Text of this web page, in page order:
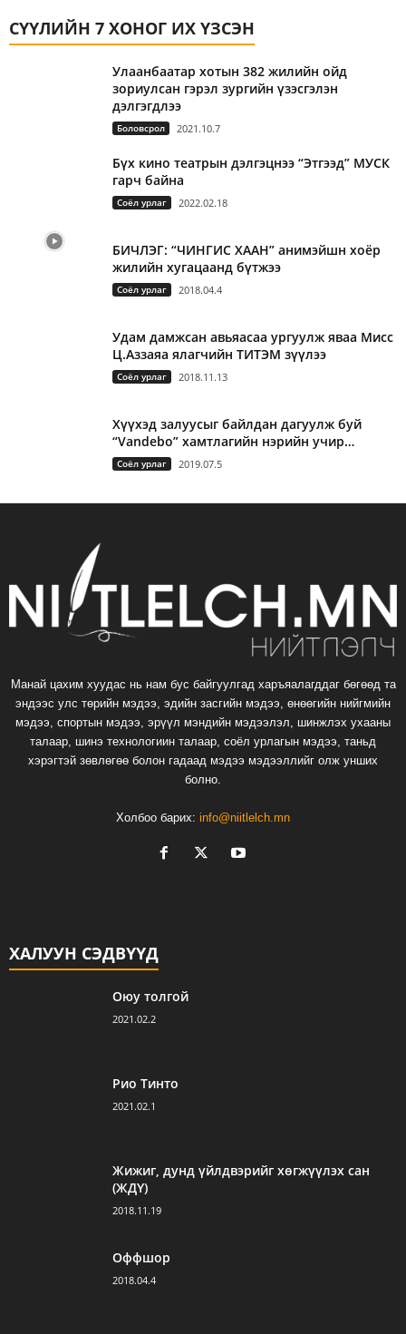
СҮҮЛИЙН 7 ХОНОГ ИХ ҮЗСЭН
Улаанбаатар хотын 382 жилийн ойд
зориулсан гэрэл зургийн үзэсгэлэн
дэлгэгдлээ
Боловсрол 2021.10.7
Бүх кино театрын дэлгэцнээ “Этгээд” МУСК
гарч байна
Соёл урлаг 2022.02.18
БИЧЛЭГ: “ЧИНГИС ХААН” анимэйшн хоёр
жилийн хугацаанд бүтжээ
Соёл урлаг 2018.04.4
Удам дамжсан авьяасаа ургуулж яваа Мисс
Ц.Аззаяа ялагчийн ТИТЭМ зүүлээ
Соёл урлаг 2018.11.13
Хүүхэд залуусыг байлдан дагуулж буй
“Vandebo” хамтлагийн нэрийн учир…
Соёл урлаг 2019.07.5
Манай цахим хуудас нь нам бус байгуулгад харъяалагддаг бөгөөд та
эндээс улс төрийн мэдээ, эдийн засгийн мэдээ, өнөөгийн нийгмийн
мэдээ, спортын мэдээ, эрүүл мэндийн мэдээлэл, шинжлэх ухааны
талаар, шинэ технологиин талаар, соёл урлагын мэдээ, таньд
хэрэгтэй зөвлөгөө болон гадаад мэдээ мэдээллийг олж унших
болно.
Холбоо барих: info@niitlelch.mn
ХАЛУУН СЭДВҮҮД
Оюу толгой
2021.02.2
Рио Тинто
2021.02.1
Жижиг, дунд үйлдвэрийг хөгжүүлэх сан
(ЖДҮ)
2018.11.19
Оффшор
2018.04.4